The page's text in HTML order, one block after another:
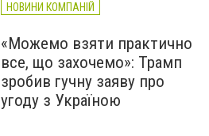
НОВИНИ КОМПАНІЙ
«Можемо взяти практично
все, що захочемо»: Трамп
зробив гучну заяву про
угоду з Україною